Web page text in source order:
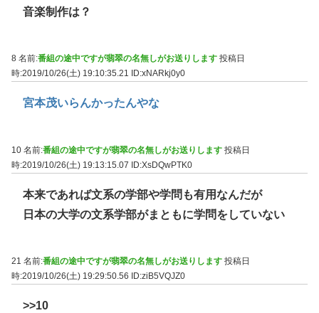
音楽制作は？
8 名前:番組の途中ですが翡翠の名無しがお送りします 投稿日
時:2019/10/26(土) 19:10:35.21
ID:xNARkj0y0
宮本茂いらんかったんやな
10 名前:番組の途中ですが翡翠の名無しがお送りします 投稿日
時:2019/10/26(土) 19:13:15.07 ID:XsDQwPTK0
本来であれば文系の学部や学問も有用なんだが
日本の大学の文系学部がまともに学問をしていない
21 名前:番組の途中ですが翡翠の名無しがお送りします 投稿日
時:2019/10/26(土) 19:29:50.56
ID:ziB5VQJZ0
>>10